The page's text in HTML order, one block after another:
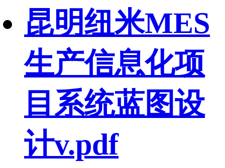
昆明纽米MES
生产信息化项
目系统蓝图设
计v.pdf